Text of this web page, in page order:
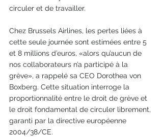
circuler et de travailler.
Chez Brussels Airlines, les pertes liées à
cette seule journée sont estimées entre 5
et 8 millions d’euros, «alors qu’aucun de
nos collaborateurs n’a participé à la
grève», a rappelé sa CEO Dorothea von
Boxberg. Cette situation interroge la
proportionnalité entre le droit de grève et
le droit fondamental de circuler librement,
garanti par la directive européenne
2004/38/CE.